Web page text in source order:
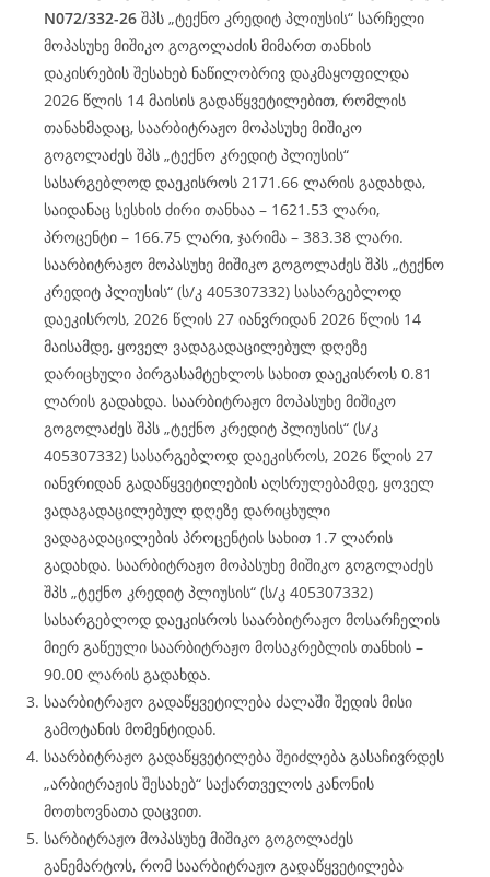
N072/332-26 შპს „ტექნო კრედიტ პლიუსის“ სარჩელი
მოპასუხე მიშიკო გოგოლაძის მიმართ თანხის
დაკისრების შესახებ ნაწილობრივ დაკმაყოფილდა
2026 წლის 14 მაისის გადაწყვეტილებით, რომლის
თანახმადაც, საარბიტრაჟო მოპასუხე მიშიკო
გოგოლაძეს შპს „ტექნო კრედიტ პლიუსის“
სასარგებლოდ დაეკისროს 2171.66 ლარის გადახდა,
საიდანაც სესხის ძირი თანხაა – 1621.53 ლარი,
პროცენტი – 166.75 ლარი, ჯარიმა – 383.38 ლარი.
საარბიტრაჟო მოპასუხე მიშიკო გოგოლაძეს შპს „ტექნო
კრედიტ პლიუსის“ (ს/კ 405307332) სასარგებლოდ
დაეკისროს, 2026 წლის 27 იანვრიდან 2026 წლის 14
მაისამდე, ყოველ ვადაგადაცილებულ დღეზე
დარიცხული პირგასამტეხლოს სახით დაეკისროს 0.81
ლარის გადახდა. საარბიტრაჟო მოპასუხე მიშიკო
გოგოლაძეს შპს „ტექნო კრედიტ პლიუსის“ (ს/კ
405307332) სასარგებლოდ დაეკისროს, 2026 წლის 27
იანვრიდან გადაწყვეტილების აღსრულებამდე, ყოველ
ვადაგადაცილებულ დღეზე დარიცხული
ვადაგადაცილების პროცენტის სახით 1.7 ლარის
გადახდა. საარბიტრაჟო მოპასუხე მიშიკო გოგოლაძეს
შპს „ტექნო კრედიტ პლიუსის“ (ს/კ 405307332)
სასარგებლოდ დაეკისროს საარბიტრაჟო მოსარჩელის
მიერ გაწეული საარბიტრაჟო მოსაკრებლის თანხის –
90.00 ლარის გადახდა.
საარბიტრაჟო გადაწყვეტილება ძალაში შედის მისი
გამოტანის მომენტიდან.
საარბიტრაჟო გადაწყვეტილება შეიძლება გასაჩივრდეს
„არბიტრაჟის შესახებ“ საქართველოს კანონის
მოთხოვნათა დაცვით.
სარბიტრაჟო მოპასუხე მიშიკო გოგოლაძეს
განემარტოს, რომ საარბიტრაჟო გადაწყვეტილება